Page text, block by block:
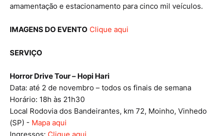
amamentação e estacionamento para cinco mil veículos.
IMAGENS DO EVENTO Clique aqui
SERVIÇO
Horror Drive Tour – Hopi Hari
Data: até 2 de novembro – todos os finais de semana
Horário: 18h às 21h30
Local Rodovia dos Bandeirantes, km 72, Moinho, Vinhedo
(SP) - Mapa aqui